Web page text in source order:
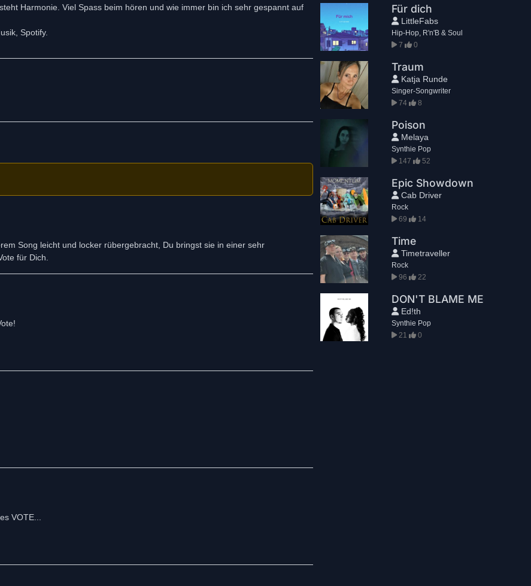
Harmonie. Viel Spass beim hören und wie immer bin ich sehr gespannt auf
Spotify.
Song leicht und locker rübergebracht, Du bringst sie in einer sehr
für Dich.
VOTE...
Für dich
LittleFabs
Hip-Hop, R'n'B & Soul
7
0
Traum
Katja Runde
Singer-Songwriter
74
8
Poison
Melaya
Synthie Pop
147
52
Epic Showdown
Cab Driver
Rock
69
14
Time
Timetraveller
Rock
96
22
DON'T BLAME ME
Ed!th
Synthie Pop
21
0